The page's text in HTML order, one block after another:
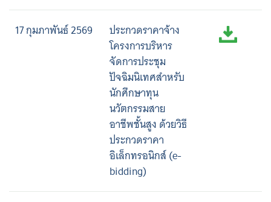
17 กุมภาพันธ์ 2569
ประกวดราคาจ้าง
โครงการบริหาร
จัดการประชุม
ปัจฉิมนิเทศสําหรับ
นักศึกษาทุน
นวัตกรรมสาย
อาชีพชั้นสูง ด้วยวิธี
ประกวดราคา
อิเล็กทรอนิกส์ (e-
bidding)